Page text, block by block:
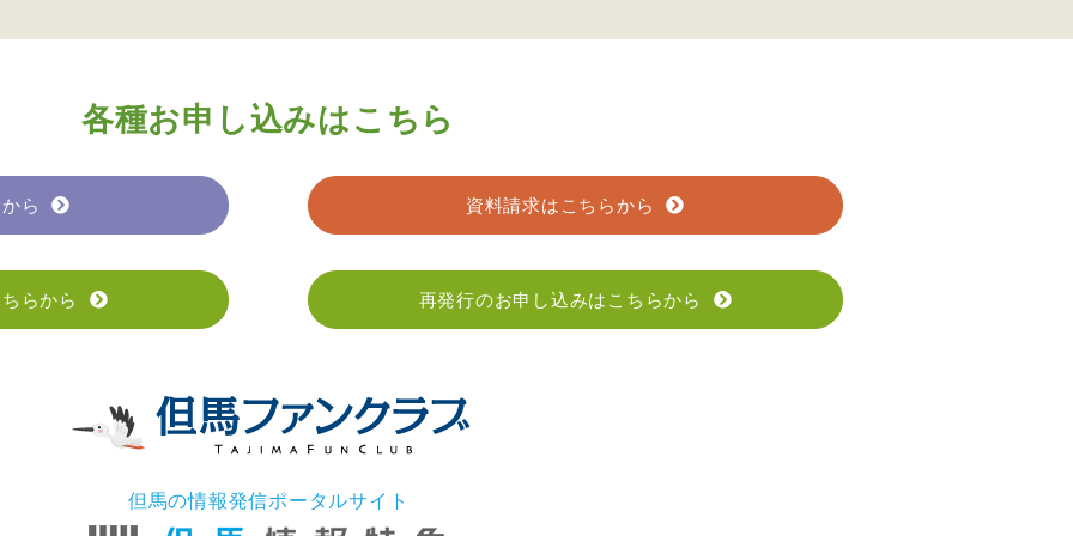
各種お申し込みはこちら
ら 資料請求はこちらから
らから 再発行のお申し込みはこちらから
但馬の情報発信ポータルサイト